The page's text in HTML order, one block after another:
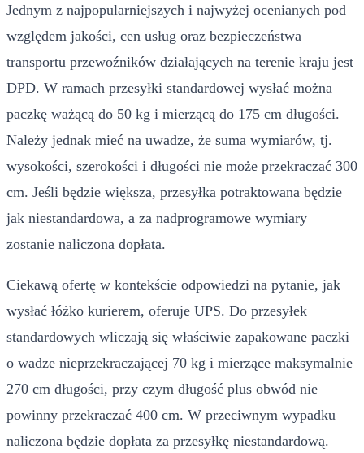
Jednym z najpopularniejszych i najwyżej ocenianych pod
względem jakości, cen usług oraz bezpieczeństwa
transportu przewoźników działających na terenie kraju jest
DPD. W ramach przesyłki standardowej wysłać można
paczkę ważącą do 50 kg i mierzącą do 175 cm długości.
Należy jednak mieć na uwadze, że suma wymiarów, tj.
wysokości, szerokości i długości nie może przekraczać 300
cm. Jeśli będzie większa, przesyłka potraktowana będzie
jak niestandardowa, a za nadprogramowe wymiary
zostanie naliczona dopłata.
Ciekawą ofertę w kontekście odpowiedzi na pytanie, jak
wysłać łóżko kurierem, oferuje UPS. Do przesyłek
standardowych wliczają się właściwie zapakowane paczki
o wadze nieprzekraczającej 70 kg i mierzące maksymalnie
270 cm długości, przy czym długość plus obwód nie
powinny przekraczać 400 cm. W przeciwnym wypadku
naliczona będzie dopłata za przesyłkę niestandardową.